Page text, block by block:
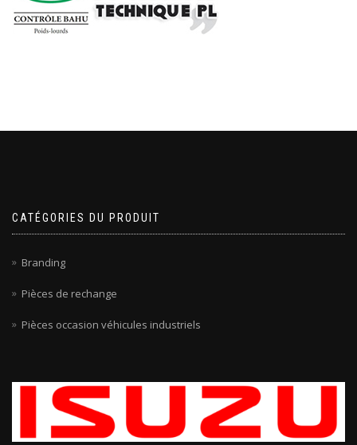
CATÉGORIES DU PRODUIT
Branding
Pièces de rechange
Pièces occasion véhicules industriels